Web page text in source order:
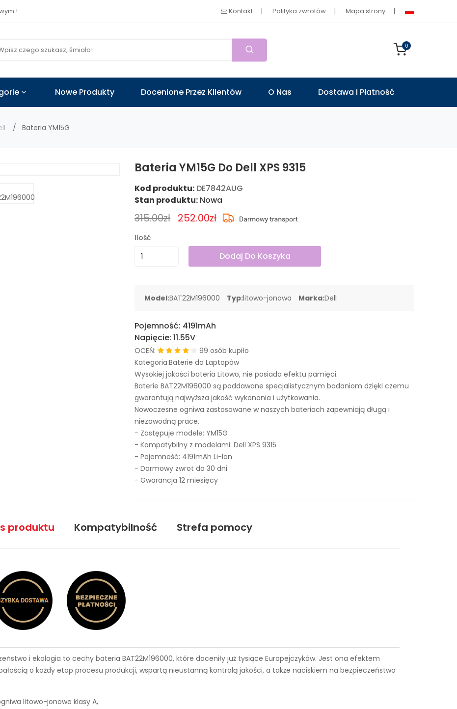
! Kontakt Polityka zwrotów Mapa strony
0
Nowe Produkty Docenione Przez Klientów O Nas Dostawa I Płatność
Bateria YM15G
Bateria YM15G Do Dell XPS 9315
Kod produktu: DE7842AUG
Stan produktu: Nowa
315.00zł 252.00zł
Ilość
Dodaj Do Koszyka
Model:BAT22M196000 Typ:litowo-jonowa Marka:Dell
Pojemność: 4191mAh
Napięcie: 11.55V
OCEŃ:
99 osób kupiło
Kategoria:Baterie do Laptopów
Wysokiej jakości bateria Litowo, nie posiada efektu pamięci.
Baterie BAT22M196000 są poddawane specjalistycznym badaniom dzięki czemu
gwarantują najwyższa jakość wykonania i użytkowania.
Nowoczesne ogniwa zastosowane w naszych bateriach zapewniają długą i
niezawodną prace.
- Zastępuje modele: YM15G
- Kompatybilny z modelami: Dell XPS 9315
- Pojemność: 4191mAh Li-Ion
- Darmowy zwrot do 30 dni
- Gwarancja 12 miesięcy
produktu Kompatybilność Strefa pomocy
i ekologia to cechy bateria BAT22M196000, które doceniły już tysiące Europejczyków. Jest ona efektem
o każdy etap procesu produkcji, wspartą nieustanną kontrolą jakości, a także naciskiem na bezpieczeństwo
litowo-jonowe klasy A,